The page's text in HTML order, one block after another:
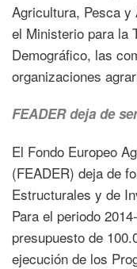
Agricultura, Pesca y
el Ministerio para la
Demográfico, las
organizaciones
FEADER deja de
El Fondo Europeo
(FEADER) deja de
Estructurales y de
Para el periodo
presupuesto de
ejecución de los